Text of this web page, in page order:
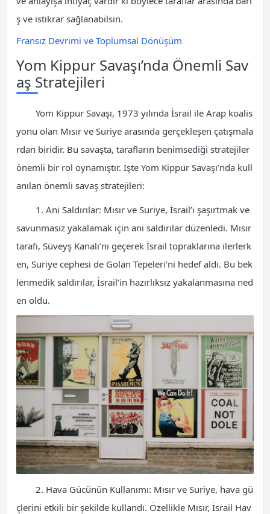
ş ve istikrar sağlanabilsin.
Fransız Devrimi ve Toplumsal Dönüşüm
Yom Kippur Savaşı’nda Önemli Sav
aş Stratejileri
Yom Kippur Savaşı, 1973 yılında İsrail ile Arap koalis
yonu olan Mısır ve Suriye arasında gerçekleşen çatışmala
rdan biridir. Bu savaşta, tarafların benimsediği stratejiler
önemli bir rol oynamıştır. İşte Yom Kippur Savaşı’nda kull
anılan önemli savaş stratejileri:
1. Ani Saldırılar: Mısır ve Suriye, İsrail’i şaşırtmak ve
savunmasız yakalamak için ani saldırılar düzenledi. Mısır
tarafı, Süveyş Kanalı’nı geçerek İsrail topraklarına ilerlerk
en, Suriye cephesi de Golan Tepeleri’ni hedef aldı. Bu bek
lenmedik saldırılar, İsrail’in hazırlıksız yakalanmasına ned
en oldu.
2. Hava Gücünün Kullanımı: Mısır ve Suriye, hava gü
çlerini etkili bir şekilde kullandı. Özellikle Mısır, İsrail Hav